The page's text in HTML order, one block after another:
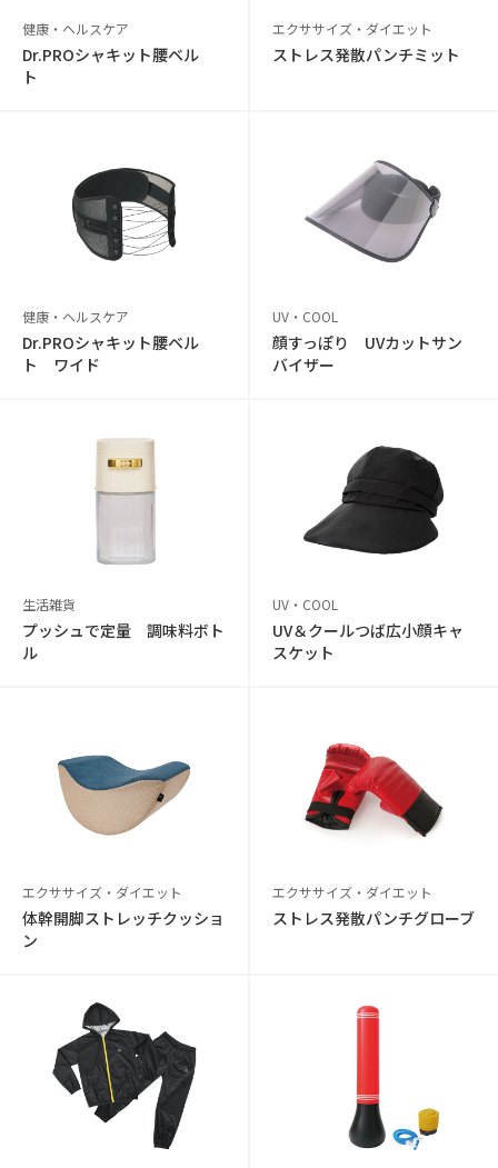
健康・ヘルスケア
Dr.PROシャキット腰ベル
ト
エクササイズ・ダイエット
ストレス発散パンチミット
健康・ヘルスケア
Dr.PROシャキット腰ベル
ト ワイド
UV・COOL
顔すっぽり UVカットサン
バイザー
生活雑貨
プッシュで定量 調味料ボト
ル
UV・COOL
UV＆クールつば広小顔キャ
スケット
エクササイズ・ダイエット
体幹開脚ストレッチクッショ
ン
エクササイズ・ダイエット
ストレス発散パンチグローブ